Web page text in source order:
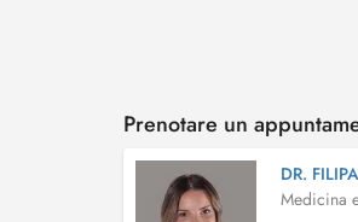
Prenotare un
DR.
Medicina